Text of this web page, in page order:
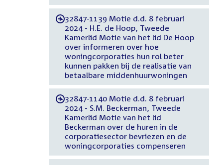
-32847-1139 Motie d.d. 8 februari
2024 - H.E. de Hoop, Tweede
Kamerlid Motie van het lid De Hoop
over informeren over hoe
woningcorporaties hun rol beter
kunnen pakken bij de realisatie van
betaalbare middenhuurwoningen
-32847-1140 Motie d.d. 8 februari
2024 - S.M. Beckerman, Tweede
Kamerlid Motie van het lid
Beckerman over de huren in de
corporatiesector bevriezen en de
woningcorporaties compenseren